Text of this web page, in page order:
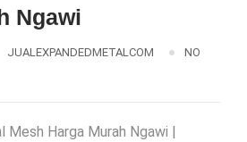
Ngawi
JUALEXPANDEDMETALCOM
NO
Mesh Harga Murah Ngawi |